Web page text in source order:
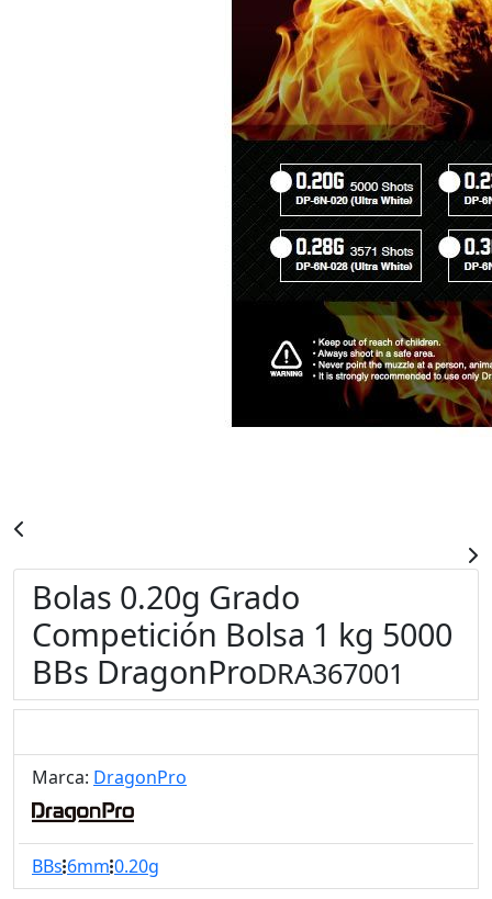
Bolas 0.20g Grado
Competición Bolsa 1 kg 5000
BBs DragonProDRA367001
Marca: DragonPro
BBs 6mm 0.20g